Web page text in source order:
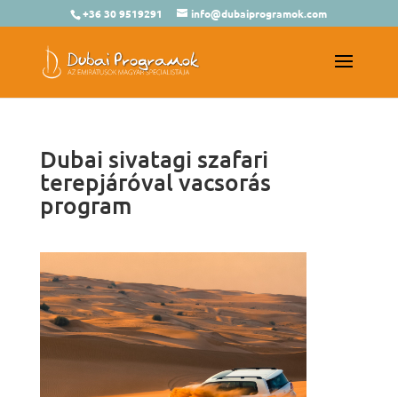
+36 30 9519291 info@dubaiprogramok.com
Dubai sivatagi szafari
terepjáróval vacsorás
program